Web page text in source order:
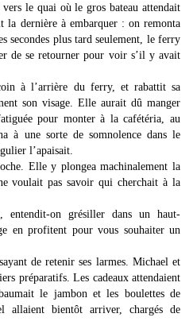
le quai où le gros bateau attendait
la dernière à embarquer : on remonta
secondes plus tard seulement, le ferry
de se retourner pour voir s’il y avait
à l’arrière du ferry, et rabattit sa
son visage. Elle aurait dû manger
pour monter à la cafétéria, au
à une sorte de somnolence dans le
l’apaisait.
Elle y plongea machinalement la
voulait pas savoir qui cherchait à la
entendit-on grésiller dans un haut-
en profitent pour vous souhaiter un
de retenir ses larmes. Michael et
préparatifs. Les cadeaux attendaient
le jambon et les boulettes de
allaient bientôt arriver, chargés de